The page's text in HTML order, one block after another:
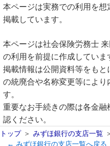
本ページは実務での利用を
掲載しています。
本ページは社会保険労務士
の利用を前提に作成していま
掲載情報は公開資料等をも
の統廃合や名称変更等により
す。
重要なお手続きの際は各金
認ください。
トップ みずほ銀行の支店一覧
← みずほ銀行の支店一覧へ戻る